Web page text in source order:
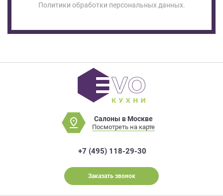
Политики обработки персональных данных.
Салоны в Москве
Посмотреть на карте
+7 (495) 118-29-30
Заказать звонок